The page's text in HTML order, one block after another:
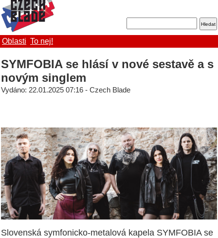
Oblasti To nej!
SYMFOBIA se hlásí v nové sestavě a s
novým singlem
Vydáno: 22.01.2025 07:16 - Czech Blade
Slovenská symfonicko-metalová kapela SYMFOBIA se